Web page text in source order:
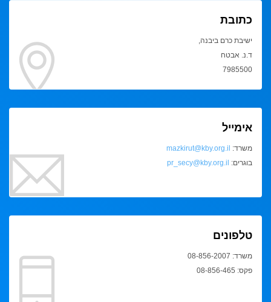
כתובת
ישיבת כרם ביבנה,
ד.נ. אבטח
7985500
אימייל
משרד: mazkirut@kby.org.il
בוגרים: pr_secy@kby.org.il
טלפונים
משרד: 08-856-2007
פקס: 08-856-465